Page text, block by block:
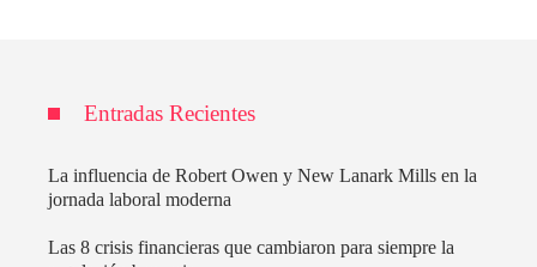
Entradas Recientes
La influencia de Robert Owen y New Lanark Mills en la
jornada laboral moderna
Las 8 crisis financieras que cambiaron para siempre la